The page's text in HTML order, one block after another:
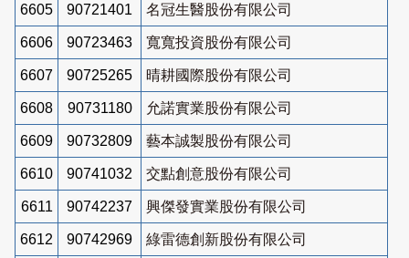
6605 90721401 名冠生醫股份有限公司
6606 90723463 寬寬投資股份有限公司
6607 90725265 晴耕國際股份有限公司
6608 90731180 允諾實業股份有限公司
6609 90732809 藝本誠製股份有限公司
6610 90741032 交點創意股份有限公司
6611 90742237 興傑發實業股份有限公司
6612 90742969 綠雷德創新股份有限公司